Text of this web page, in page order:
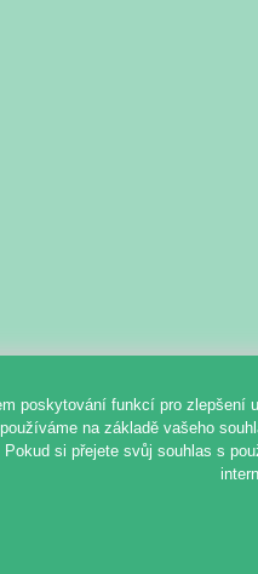
poskytování funkcí pro zlepšení
na základě vašeho
si přejete svůj souhlas s